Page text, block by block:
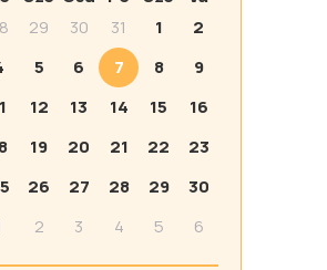
29 30 31 1
2
5 6 7 8
9
12 13 14 15
16
19 20 21 22
23
26 27 28 29
30
2 3 4 5 6